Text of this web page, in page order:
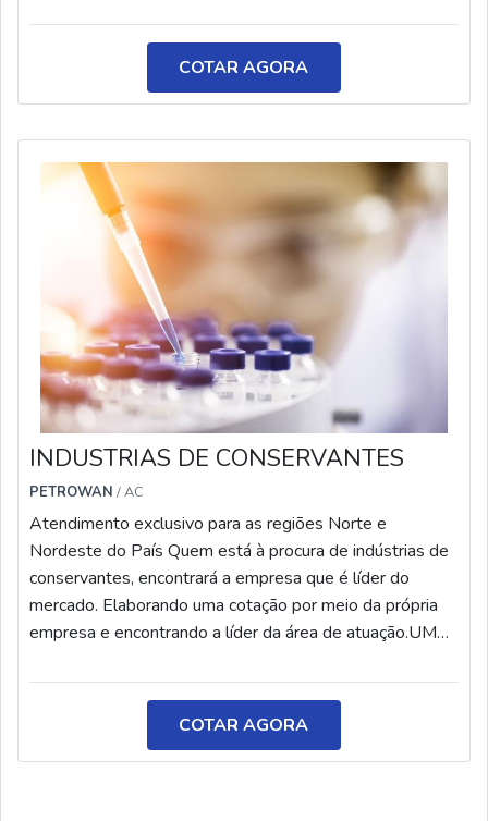
clientes e apresenta processos muito bem estruturados.
Não perca tempo e obtenha mais informações!
COTAR AGORA
INDUSTRIAS DE CONSERVANTES
PETROWAN / AC
Atendimento exclusivo para as regiões Norte e
Nordeste do País Quem está à procura de indústrias de
conservantes, encontrará a empresa que é líder do
mercado. Elaborando uma cotação por meio da própria
empresa e encontrando a líder da área de atuação.UM
CONSERVANTESQuem quer achar indústrias de
conservantes em uma empresa altamente qualificada,
encontra na internet a Petrowan. É possível encontrar
base multiuso e limpa piso e fosqueante, garantindo a
COTAR AGORA